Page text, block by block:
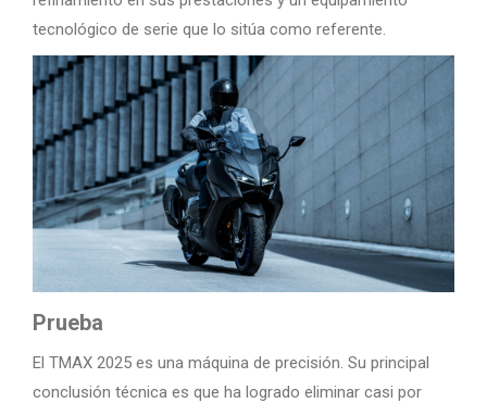
tecnológico de serie que lo sitúa como referente.
Prueba
El TMAX 2025 es una máquina de precisión. Su principal
conclusión técnica es que ha logrado eliminar casi por